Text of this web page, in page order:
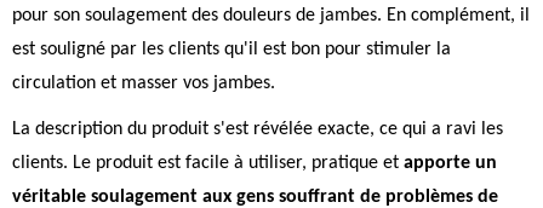
pour son soulagement des douleurs de jambes. En complément, il
est souligné par les clients qu'il est bon pour stimuler la
circulation et masser vos jambes.
La description du produit s'est révélée exacte, ce qui a ravi les
clients. Le produit est facile à utiliser, pratique et apporte un
véritable soulagement aux gens souffrant de problèmes de